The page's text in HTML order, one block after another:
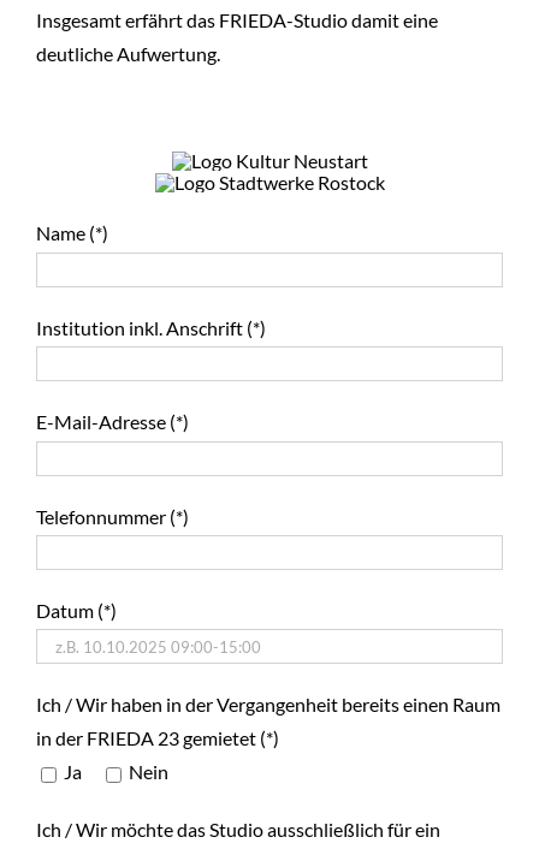
Insgesamt erfährt das FRIEDA-Studio damit eine
deutliche Aufwertung.
Name (*)
Institution inkl. Anschrift (*)
E-Mail-Adresse (*)
Telefonnummer (*)
Datum (*)
Ich / Wir haben in der Vergangenheit bereits einen Raum
in der FRIEDA 23 gemietet (*)
Ja
Nein
Ich / Wir möchte das Studio ausschließlich für ein